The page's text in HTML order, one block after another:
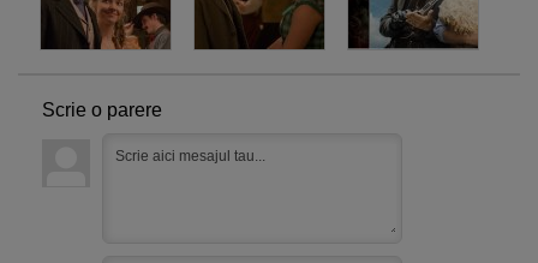
Scrie o parere